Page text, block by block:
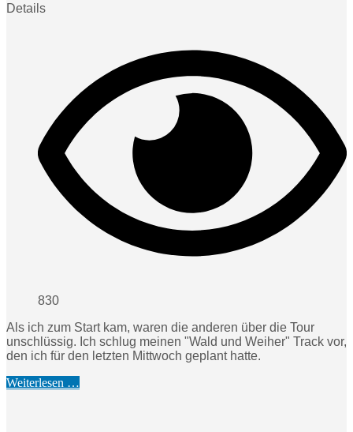
Details
830
Als ich zum Start kam, waren die anderen über die Tour
unschlüssig. Ich schlug meinen "Wald und Weiher" Track vor,
den ich für den letzten Mittwoch geplant hatte.
Weiterlesen …